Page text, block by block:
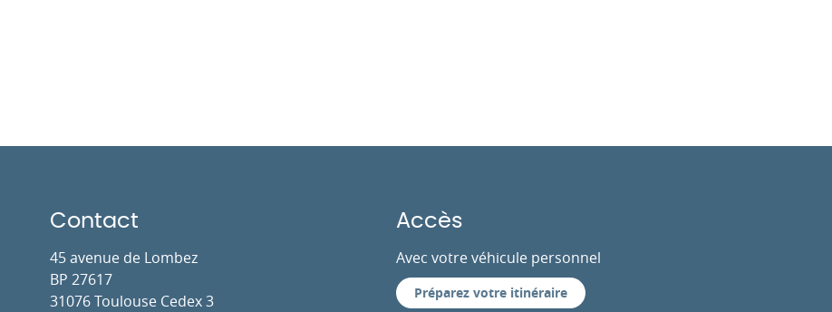
Contact
45 avenue de Lombez
BP 27617
31076 Toulouse Cedex 3
Accès
Avec votre véhicule personnel
Préparez votre itinéraire